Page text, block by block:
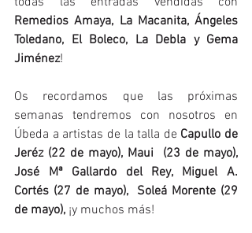
Remedios Amaya, La Macanita, Ángeles
Toledano, El Boleco, La Debla y Gema
Jiménez!
Os recordamos que las próximas
semanas tendremos con nosotros en
Úbeda a artistas de la talla de Capullo de
Jeréz (22 de mayo), Maui  (23 de mayo),
José Mª Gallardo del Rey, Miguel A.
Cortés (27 de mayo),  Soleá Morente (29
de mayo), ¡y muchos más!